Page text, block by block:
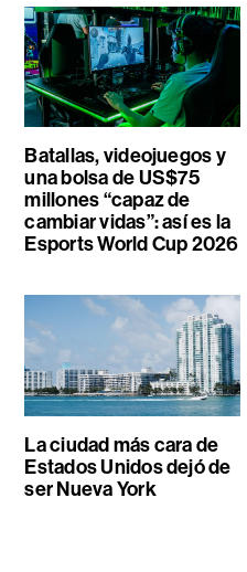
Batallas, videojuegos y
una bolsa de US$75
millones “capaz de
cambiar vidas”: así es la
Esports World Cup 2026
La ciudad más cara de
Estados Unidos dejó de
ser Nueva York